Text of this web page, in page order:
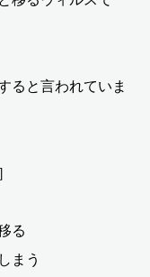
ると言われていま
る
まう